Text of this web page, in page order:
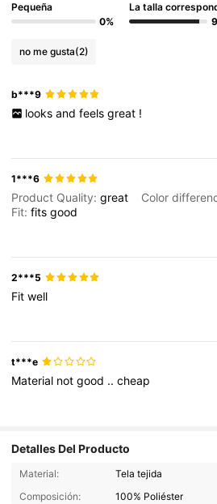
Pequeña
0%
La talla
no me gusta(2)
b***9
looks and feels great !
1***6
Product Quality:great Color
Fit:fitsgood
2***5
Fitwell
t***e
Material notgood ..cheap
Detalles Del Producto
Material:
Tela tejida
Composición:
100% Poliéster
169K Seguidores